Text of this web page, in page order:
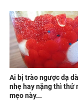
Ai bị trào ngược dạ
nhẹ hay nặng thì thử
mẹo này...